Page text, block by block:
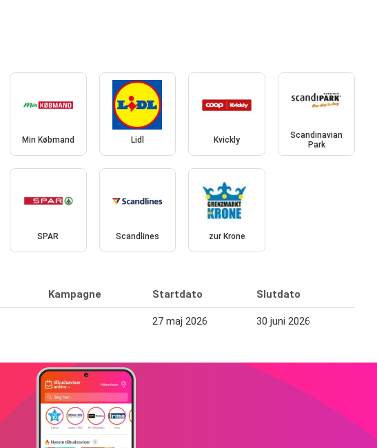
Min Købmand Lidl Kvickly
Scandinavian
Park
SPAR Scandlines zur Krone
Kampagne Startdato Slutdato
27 maj 2026 30 juni 2026